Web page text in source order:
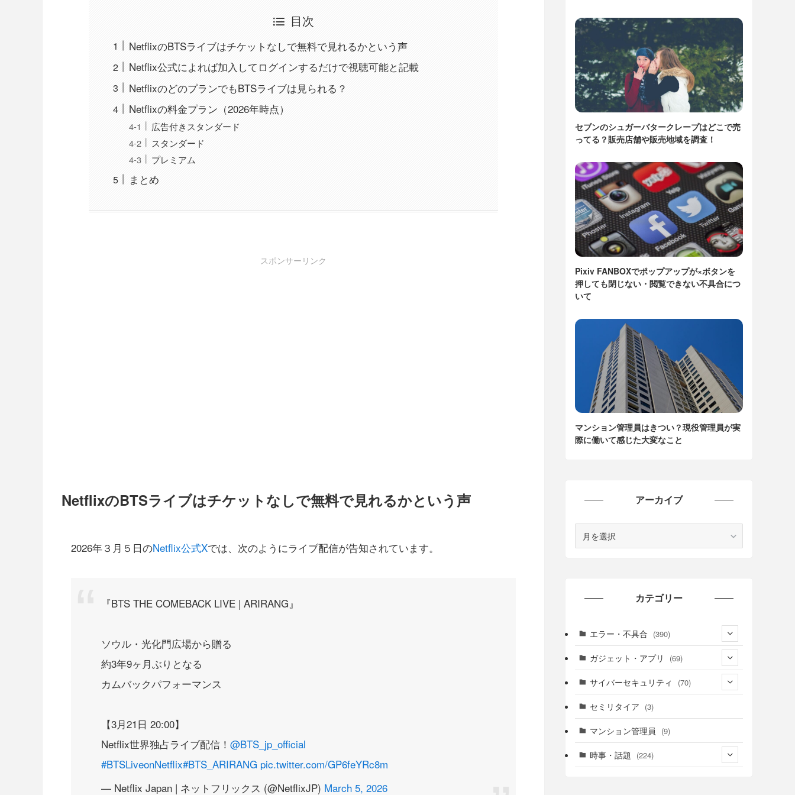
目次
NetflixのBTSライブはチケットなしで無料で見れるかという声
Netflix公式によれば加入してログインするだけで視聴可能と記載
NetflixのどのプランでもBTSライブは見られる？
Netflixの料金プラン（2026年時点）
広告付きスタンダード
スタンダード
プレミアム
まとめ
スポンサーリンク
NetflixのBTSライブはチケットなしで無料で見れるかという声
2026年３月５日のNetflix公式Xでは、次のようにライブ配信が告知されています。
『BTS THE COMEBACK LIVE | ARIRANG』
ソウル・光化門広場から贈る
約3年9ヶ月ぶりとなる
カムバックパフォーマンス
【3月21日 20:00】
Netflix世界独占ライブ配信！ @BTS_jp_official
#BTSLiveonNetflix#BTS_ARIRANG pic.twitter.com/GP6feYRc8m
— Netflix Japan | ネットフリックス (@NetflixJP) March 5, 2026
セブンのシュガーバタークレープはどこで売
ってる？販売店舗や販売地域を調査！
Pixiv FANBOXでポップアップが×ボタンを
押しても閉じない・閲覧できない不具合につ
いて
マンション管理員はきつい？現役管理員が実
際に働いて感じた大変なこと
アーカイブ
カテゴリー
エラー・不具合 (390)
(6)
(10)
(20)
(28)
(30)
ガジェット・アプリ (69)
(7)
(62)
サイバーセキュリティ (70)
(25)
(12)
(11)
セミリタイア (3)
マンション管理員 (9)
時事・話題 (224)